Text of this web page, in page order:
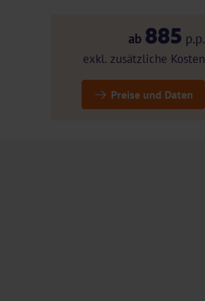
ab 885 p.p.
exkl. zusätzliche Kosten
Preise und Daten